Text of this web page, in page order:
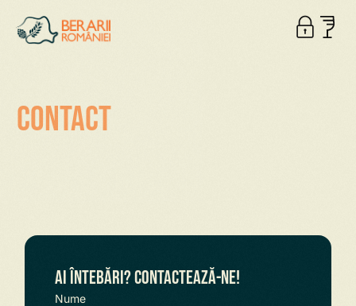
Contact
Ai întebări? Contactează-ne!
Nume